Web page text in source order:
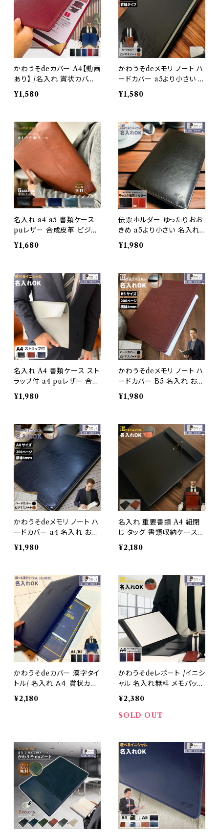
かわうそdeカバー A4【動画
あり】 /名入れ 賞状カバー
感謝状 卒業証書 賞状ファ
イル 二枚用 二つ折り PUレ
しゃれ 高級感 メニュー表
ケース 書類ケース 重要書
類（黒・赤茶色・緑・紺色・こ
げ茶色）
¥1,580
かわうそdeメモリ ノート ハ
ードカバー a5より小さい 名
入れ おしゃれ メモ 持ち運
び 飲食店 高級感 ビジネス
オフィス ブラック ブラウン
メンズ レディース メール便
¥1,580
名入れ a4 a5 書類ケース
puレザー 合成皮革 ビジネ
ス レター ボタンタイプ おし
ゃれ セカンドバッグ クラッ
色・緑色)
¥1,680
伝票ホルダー ゆったりおお
きめ a5より小さい 名入れ
おしゃれ 二つ折り A5 マグ
ネット バインダー メモ 持ち
ス PUレザー 合成皮革 tod
o オフィス ブラック ブラウ
ン メンズ レディース メール
便 送料無料/かわうそdeサ
イン
¥1,980
名入れ A4 書類ケース スト
ラップ付 a4 puレザー 合成
皮革 ビジネス レター 契約
書 ボタンタイプ おしゃれ セ
ハンドバッグ(黒・紺・茶色)
¥1,980
かわうそdeメモリ ノート ハ
ードカバー B5 名入れ おし
ゃれ メモ 持ち運び 飲食店
高級感 ビジネス PUレザー
ラック ブラウン メンズ レデ
ィース メール便
¥1,980
かわうそdeメモリ ノート ハ
ードカバー a4 名入れ おし
ゃれ メモ 持ち運び 飲食店
高級感 ビジネス PUレザー
ラック ブラウン メンズ レデ
ィース メール便
¥1,980
名入れ 重要書類 A4 紐閉
じ タッグ 書類収納ケース P
Uレザー 合成皮革 資料ビ
ジネス レター 契約書 重要
色）/かわうそdeレポス
¥2,180
かわうそdeカバー 漢字タイ
トル/ 名入れ Ａ４ 賞状カバ
ー 感謝状 卒業証書 二枚用
二つ折り PUレザー 合成皮
¥2,180
かわうそdeレポート /イニシ
ャル 名入れ無料 メモパッド
A4 クリップなし おしゃれ P
Uレザー 合成皮革 軽量 ペ
ンホルダー レポート用紙付
¥2,380
SOLD OUT